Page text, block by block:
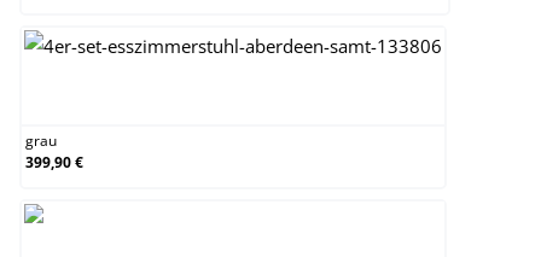
grau
399,90 €